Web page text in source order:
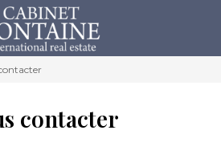
VENTES
contacter